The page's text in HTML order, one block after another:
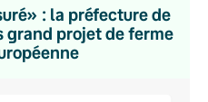
: la préfecture de
grand projet de ferme